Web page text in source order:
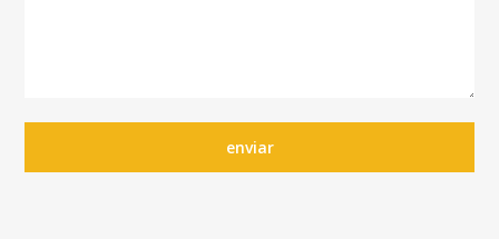
enviar